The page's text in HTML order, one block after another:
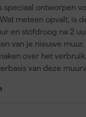
speciaal ontworpen
meteen opvalt, is
en stofdroog na 2
van je nieuwe
over het
van deze